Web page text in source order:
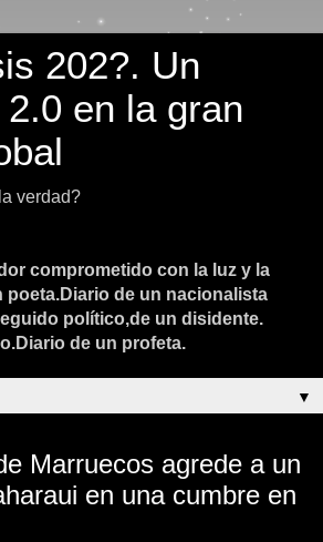
202?. Un
en la gran
verdad?
comprometido con la luz y la
poeta.Diario de un nacionalista
político,de un disidente.
de un profeta.
▼
Marruecos agrede a un
en una cumbre en